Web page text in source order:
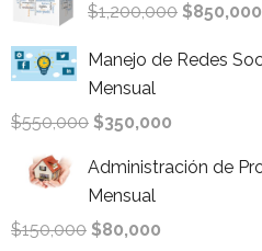
$1,200,000 $850,000
Manejo de Redes
Mensual
$550,000 $350,000
Administración de
Mensual
$150,000 $80,000